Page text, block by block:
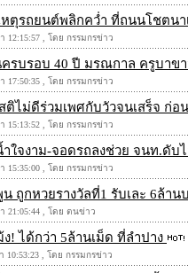
ตุรถยนต์พลิกคว่ำ ที่ถนนโชตนา
12:15:57 , โดย กรรมกรข่าว
รบรอบ 40 ปี มรณกาล ครูบาข
17:50:35 , โดย กรรมกรข่าว
ติไม่ดีร่วมเพศกับวัวจนเสร็จ ก่อ
15:13:52 , โดย กรรมกรข่าว
ใจงาม-จอดรถลงช่วย จนท.ดับ
15:35:00 , โดย กรรมกรข่าว
ถูกหวยรางวัลที่1 รับเละ 6ล้าน
21:05:44 , โดย ตนข่าว
! ได้กว่า 5ล้านเม็ด ที่ลำปาง
10:53:23 , โดย กรรมกรข่าว